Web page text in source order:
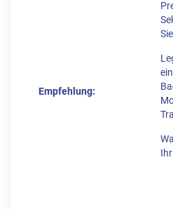
Empfehlung: